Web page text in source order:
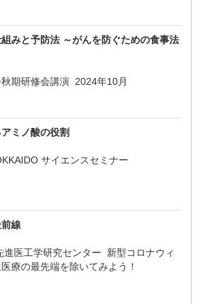
みと予防法 ～がんを防ぐための食事法
期研修会講演 2024年10月
ミノ酸の役割
サイエンスセミナー
線
進医工学研究センター 新型コロナウィ
療の最先端を除いてみよう！